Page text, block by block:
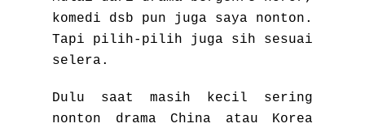
komedi dsb pun juga saya nonton.
Tapi pilih-pilih juga sih sesuai
selera.
Dulu saat masih kecil sering
nonton drama China atau Korea